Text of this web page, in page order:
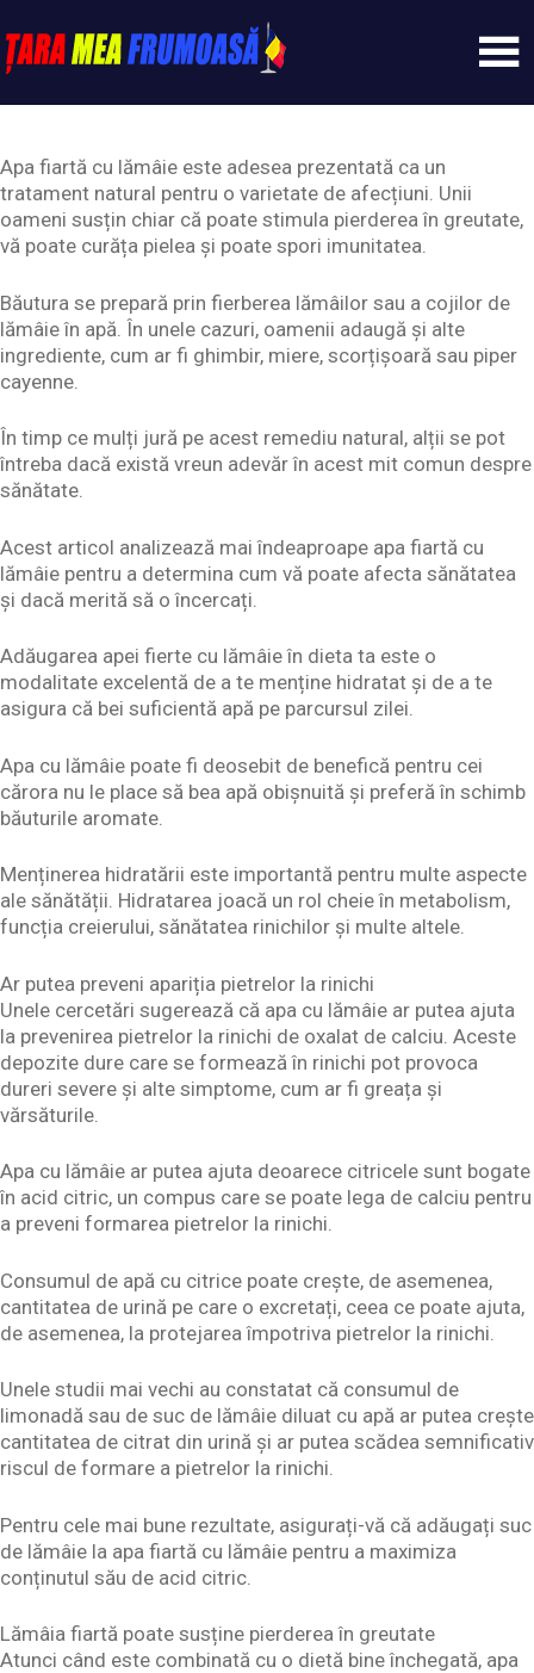
to
content
Tarameafrumoasa
Apa fiartă cu lămâie este adesea prezentată ca un
tratament natural pentru o varietate de afecțiuni. Unii
oameni susțin chiar că poate stimula pierderea în greutate,
vă poate curăța pielea și poate spori imunitatea.
Băutura se prepară prin fierberea lămâilor sau a cojilor de
lămâie în apă. În unele cazuri, oamenii adaugă și alte
ingrediente, cum ar fi ghimbir, miere, scorțișoară sau piper
cayenne.
În timp ce mulți jură pe acest remediu natural, alții se pot
întreba dacă există vreun adevăr în acest mit comun despre
sănătate.
Acest articol analizează mai îndeaproape apa fiartă cu
lămâie pentru a determina cum vă poate afecta sănătatea
și dacă merită să o încercați.
Adăugarea apei fierte cu lămâie în dieta ta este o
modalitate excelentă de a te menține hidratat și de a te
asigura că bei suficientă apă pe parcursul zilei.
Apa cu lămâie poate fi deosebit de benefică pentru cei
cărora nu le place să bea apă obișnuită și preferă în schimb
băuturile aromate.
Menținerea hidratării este importantă pentru multe aspecte
ale sănătății. Hidratarea joacă un rol cheie în metabolism,
funcția creierului, sănătatea rinichilor și multe altele.
Ar putea preveni apariția pietrelor la rinichi
Unele cercetări sugerează că apa cu lămâie ar putea ajuta
la prevenirea pietrelor la rinichi de oxalat de calciu. Aceste
depozite dure care se formează în rinichi pot provoca
dureri severe și alte simptome, cum ar fi greața și
vărsăturile.
Apa cu lămâie ar putea ajuta deoarece citricele sunt bogate
în acid citric, un compus care se poate lega de calciu pentru
a preveni formarea pietrelor la rinichi.
Consumul de apă cu citrice poate crește, de asemenea,
cantitatea de urină pe care o excretați, ceea ce poate ajuta,
de asemenea, la protejarea împotriva pietrelor la rinichi.
Unele studii mai vechi au constatat că consumul de
limonadă sau de suc de lămâie diluat cu apă ar putea crește
cantitatea de citrat din urină și ar putea scădea semnificativ
riscul de formare a pietrelor la rinichi.
Pentru cele mai bune rezultate, asigurați-vă că adăugați suc
de lămâie la apa fiartă cu lămâie pentru a maximiza
conținutul său de acid citric.
Lămâia fiartă poate susține pierderea în greutate
Atunci când este combinată cu o dietă bine închegată, apa